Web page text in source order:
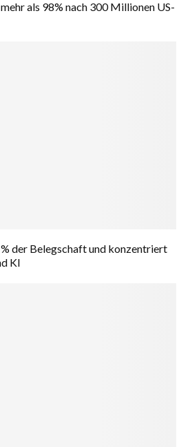
als 98% nach 300 Millionen US-
der Belegschaft und konzentriert
KI